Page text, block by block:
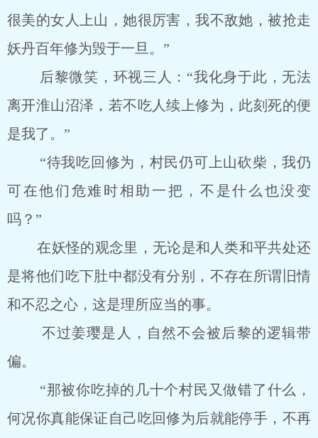
很美的女人上山，她很厉害，我不敌她，被抢走
妖丹百年修为毁于一旦。”
后黎微笑，环视三人：“我化身于此，无法
离开淮山沼泽，若不吃人续上修为，此刻死的便
是我了。”
“待我吃回修为，村民仍可上山砍柴，我仍
可在他们危难时相助一把，不是什么也没变
吗？”
在妖怪的观念里，无论是和人类和平共处还
是将他们吃下肚中都没有分别，不存在所谓旧情
和不忍之心，这是理所应当的事。
不过姜璎是人，自然不会被后黎的逻辑带
偏。
“那被你吃掉的几十个村民又做错了什么，
何况你真能保证自己吃回修为后就能停手，不再